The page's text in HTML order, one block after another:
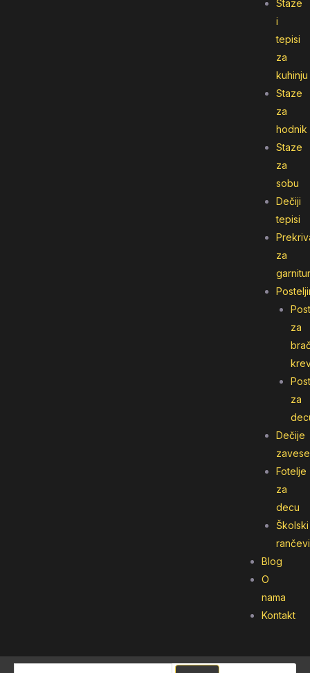
Staze
i
tepisi
za
kuhinju
Staze
za
hodnik
Staze
za
sobu
Dečiji
tepisi
za
za
za
Dečije
zavese
Fotelje
za
decu
Školski
rančevi
Blog
O
nama
Kontakt
Pretraga